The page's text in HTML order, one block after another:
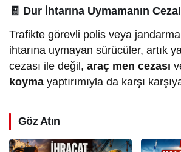
🧾 Dur İhtarına Uymamanın
Trafikte görevli polis veya
ihtarına uymayan sürücüler, artık
cezası ile değil,araç men cezası
koyma yaptırımıyla da karşı
Göz Atın